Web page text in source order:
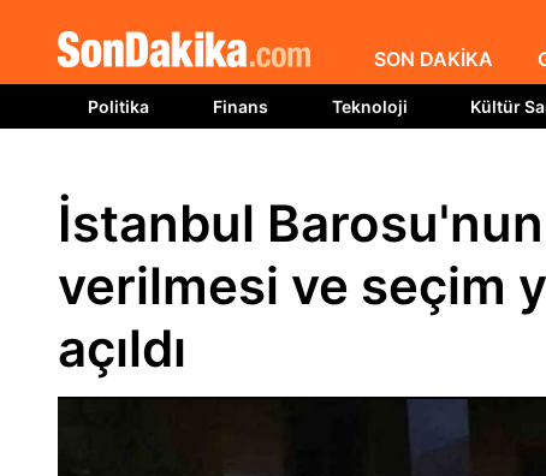
SON DAKİKA
Politika Finans Teknoloji Kültür
İstanbul
verilmesi ve seçim
açıldı